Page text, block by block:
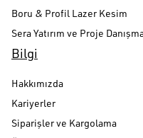
Boru & Profil Lazer Kesim
Sera Yatırım ve Proje
Bilgi
Hakkımızda
Kariyerler
Siparişler ve Kargolama